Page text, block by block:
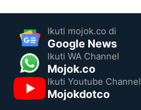
Ikuti mojok.co di
Google News
Ikuti WA Channel
Mojok.co
Ikuti Youtube Channel
Mojokdotco